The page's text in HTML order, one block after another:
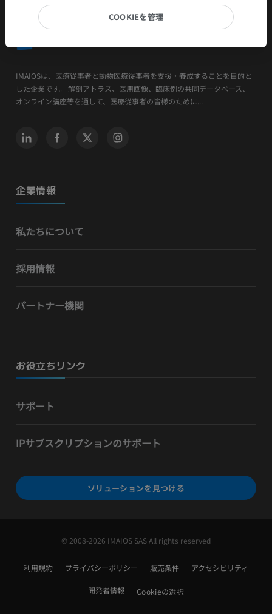
IMAIOSは、医療従事者と動物医療従事者を支援・養成することを目的と
した企業です。 解剖アトラス、医用画像、臨床例の共同データベース、
オンライン講座等を通して、医療従事者の皆様のために...
企業情報
私たちについて
採用情報
パートナー機関
お役立ちリンク
サポート
IPサブスクリプションのサポート
ソリューションを見つける
© 2008-2026 IMAIOS SAS All rights reserved
利用規約 プライバシーポリシー 販売条件 アクセシビリティ
開発者情報 Cookieの選択
COOKIEを管理